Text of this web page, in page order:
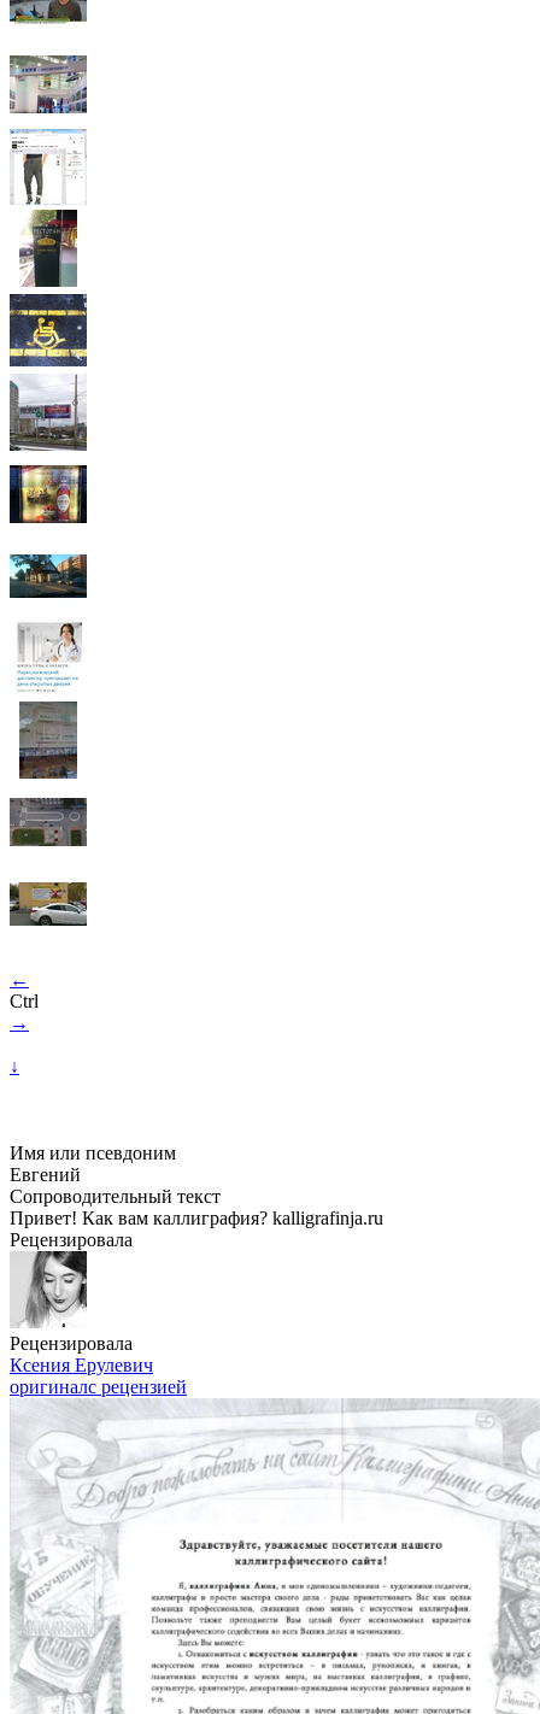
←
Ctrl
→
↓
Имя или псевдоним
Евгений
Сопроводительный текст
Привет! Как вам каллиграфия? kalligrafinja.ru
Рецензировала
Рецензировала
Ксения Ерулевич
оригиналс рецензией